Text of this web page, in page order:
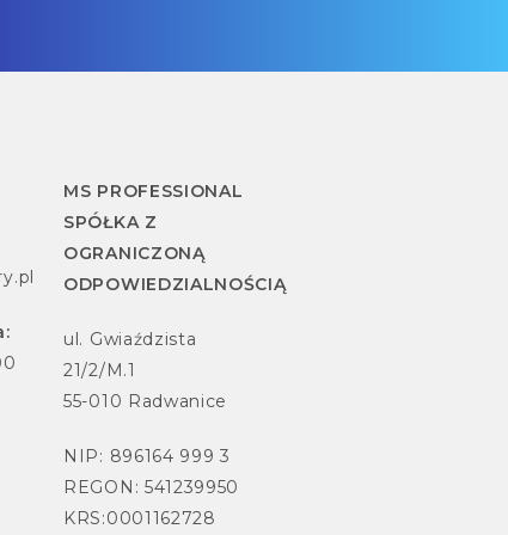
MS PROFESSIONAL
SPÓŁKA Z
OGRANICZONĄ
ODPOWIEDZIALNOŚCIĄ
ul. Gwiaździsta
21/2/M.1
55-010 Radwanice
NIP: 896164 999 3
REGON: 541239950
KRS:0001162728